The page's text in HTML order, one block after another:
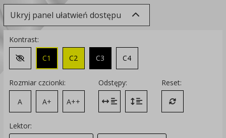
Ukryj panel ułatwień dostępu
Kontrast:
Zmień kontrast na domyślny
C1 C2 C3 C4
Rozmiar czcionki:
A
A+ A++
Odstępy:
Zmień odstęp między literami
Zmień interlinię i margines
Reset:
Przywróć
Lektor: